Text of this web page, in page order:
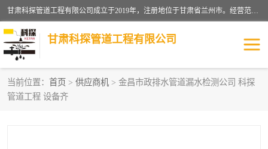
甘肃科探管道工程有限公司成立于2019年，注册地位于甘肃省兰州市。经营范围包括管道安装、清洗、疏通、维修、检测，防水工程，工程钻孔，化粪池清理，暖气安装，给排水管道安装维修，室内外管道如消防、供水、供热管道漏水检测定位，室内外防水堵漏等。
甘肃科探管道工程有限公司
当前位置： 首页 > 供应商机 > 金昌市政排水管道漏水检测公司 科探
管道工程 设备齐